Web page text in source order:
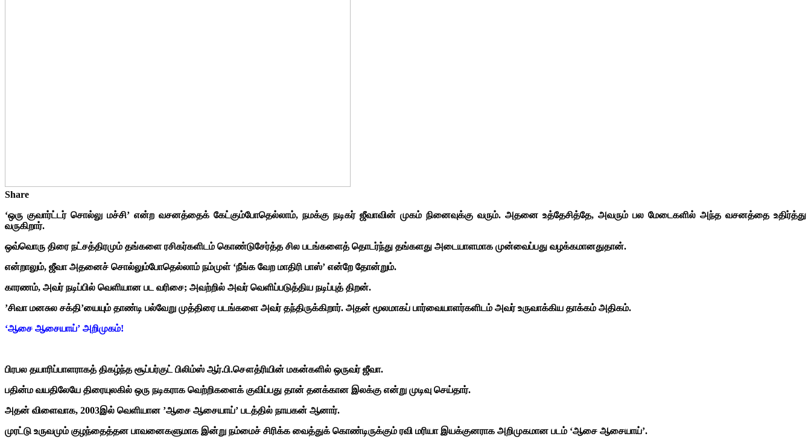
Share
‘ஒரு குவார்ட்டர் சொல்லு மச்சி’ என்ற வசனத்தைக் கேட்கும்போதெல்லாம், நமக்கு நடிகர் ஜீவாவின் முகம் நினைவுக்கு வரும். அதனை உத்தேசித்தே, அவரும் பல மேடைகளில் அந்த வசனத்தை உதிர்த்து
வருகிறார்.
ஒவ்வொரு திரை நட்சத்திரமும் தங்களை ரசிகர்களிடம் கொண்டுசேர்த்த சில படங்களைத் தொடர்ந்து தங்களது அடையாளமாக முன்வைப்பது வழக்கமானதுதான்.
என்றாலும், ஜீவா அதனைச் சொல்லும்போதெல்லாம் நம்முள் ‘நீங்க வேற மாதிரி பாஸ்’ என்றே தோன்றும்.
காரணம், அவர் நடிப்பில் வெளியான பட வரிசை; அவற்றில் அவர் வெளிப்படுத்திய நடிப்புத் திறன்.
’சிவா மனசுல சக்தி’யையும் தாண்டி பல்வேறு முத்திரை படங்களை அவர் தந்திருக்கிறார். அதன் மூலமாகப் பார்வையாளர்களிடம் அவர் உருவாக்கிய தாக்கம் அதிகம்.
‘ஆசை ஆசையாய்’ அறிமுகம்!
பிரபல தயாரிப்பாளராகத் திகழ்ந்த சூப்பர்குட் பிலிம்ஸ் ஆர்.பி.சௌத்ரியின் மகன்களில் ஒருவர் ஜீவா.
பதின்ம வயதிலேயே திரையுலகில் ஒரு நடிகராக வெற்றிகளைக் குவிப்பது தான் தனக்கான இலக்கு என்று முடிவு செய்தார்.
அதன் விளைவாக, 2003இல் வெளியான ’ஆசை ஆசையாய்’ படத்தில் நாயகன் ஆனார்.
முரட்டு உருவமும் குழந்தைத்தன பாவனைகளுமாக இன்று நம்மைச் சிரிக்க வைத்துக் கொண்டிருக்கும் ரவி மரியா இயக்குனராக அறிமுகமான படம் ‘ஆசை ஆசையாய்’.